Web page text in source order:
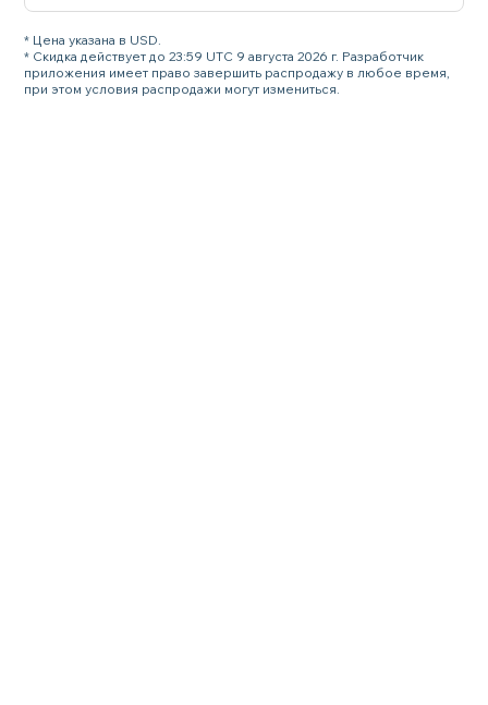
* Цена указана в USD.
* Скидка действует до 23:59 UTC 9 августа 2026 г. Разработчик
приложения имеет право завершить распродажу в любое время,
при этом условия распродажи могут измениться.